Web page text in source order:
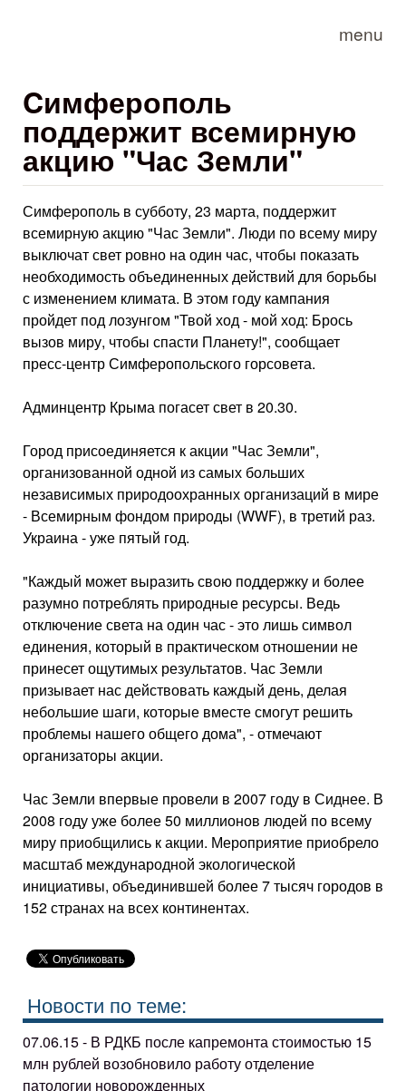
menu
Cимферополь
поддержит всемирную
акцию "Час Земли"
Симферополь в субботу, 23 марта, поддержит
всемирную акцию "Час Земли". Люди по всему миру
выключат свет ровно на один час, чтобы показать
необходимость объединенных действий для борьбы
с изменением климата. В этом году кампания
пройдет под лозунгом "Твой ход - мой ход: Брось
вызов миру, чтобы спасти Планету!", сообщает
пресс-центр Симферопольского горсовета.
Админцентр Крыма погасет свет в 20.30.
Город присоединяется к акции "Час Земли",
организованной одной из самых больших
независимых природоохранных организаций в мире
- Всемирным фондом природы (WWF), в третий раз.
Украина - уже пятый год.
"Каждый может выразить свою поддержку и более
разумно потреблять природные ресурсы. Ведь
отключение света на один час - это лишь символ
единения, который в практическом отношении не
принесет ощутимых результатов. Час Земли
призывает нас действовать каждый день, делая
небольшие шаги, которые вместе смогут решить
проблемы нашего общего дома", - отмечают
организаторы акции.
Час Земли впервые провели в 2007 году в Сиднее. В
2008 году уже более 50 миллионов людей по всему
миру приобщились к акции. Мероприятие приобрело
масштаб международной экологической
инициативы, объединившей более 7 тысяч городов в
152 странах на всех континентах.
Новости по теме:
07.06.15 - В РДКБ после капремонта стоимостью 15
млн рублей возобновило работу отделение
патологии новорожденных